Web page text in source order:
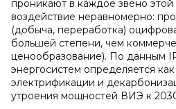
проникают в каждое звено этой
воздействие неравномерно:
(добыча, переработка)
большей степени, чем
ценообразование). По данным
энергосистем определяется
электрификации и
утроения мощностей ВИЭ к